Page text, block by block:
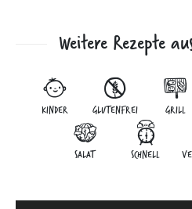
Weitere Rezepte
KINDER GLUTENFREI GRILL
SALAT SCHNELL